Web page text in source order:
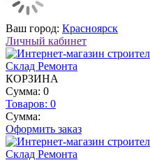
Ваш город: Красноярск
Личный кабинет
КОРЗИНА
Сумма: 0
Товаров: 0
Сумма:
Оформить заказ